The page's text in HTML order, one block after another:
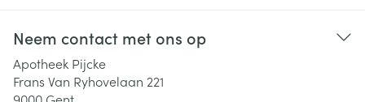
Neem contact met ons op
Apotheek Pijcke
Frans Van Ryhovelaan 221